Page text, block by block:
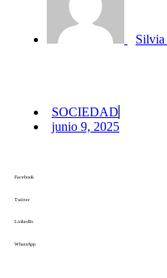
Silvia
SOCIEDAD
junio 9, 2025
Facebook
Twitter
LinkedIn
WhatsApp